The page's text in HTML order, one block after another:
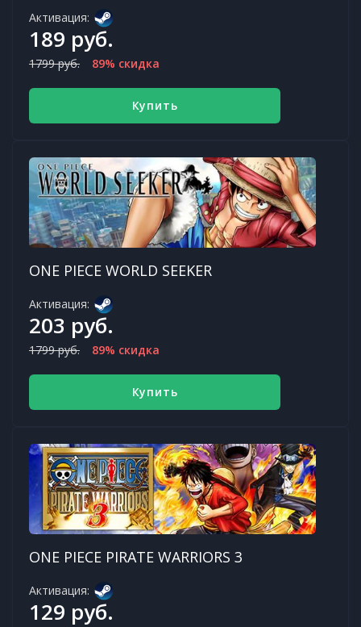
Активация:
189 руб.
1799 руб. 89% скидка
Купить
ONE PIECE WORLD SEEKER
Активация:
203 руб.
1799 руб. 89% скидка
Купить
ONE PIECE PIRATE WARRIORS 3
Активация:
129 руб.